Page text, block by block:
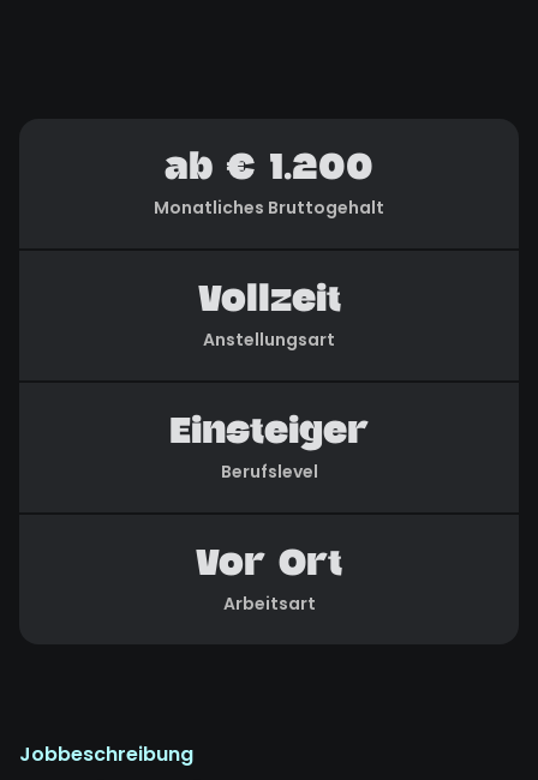
ab € 1.200
Monatliches Bruttogehalt
Vollzeit
Anstellungsart
Einsteiger
Berufslevel
Vor Ort
Arbeitsart
Jobbeschreibung